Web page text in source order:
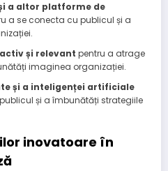
a altor platforme de
a se conecta cu publicul și a
și relevant pentru a atrage
imaginea organizației.
și a inteligenței artificiale
și a îmbunătăți strategiile
inovatoare în